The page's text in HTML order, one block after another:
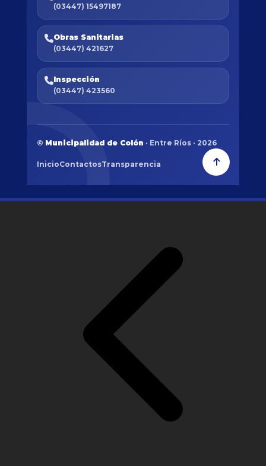
(03447) 15497187
Obras Sanitarias
(03447) 421627
Inspección
(03447) 423560
© Municipalidad de Colón · Entre Ríos · 2026
InicioContactosTransparencia